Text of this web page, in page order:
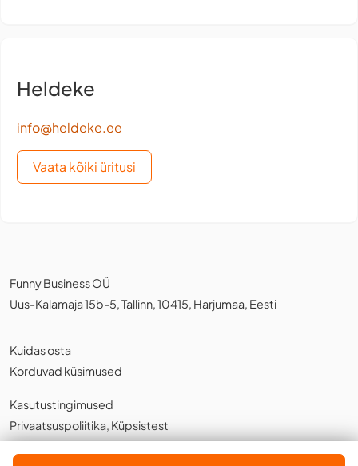
Heldeke
info@heldeke.ee
Vaata kõiki üritusi
Funny Business OÜ
Uus-Kalamaja 15b-5, Tallinn, 10415, Harjumaa, Eesti
Kuidas osta
Korduvad küsimused
Kasutustingimused
Privaatsuspoliitika, Küpsistest